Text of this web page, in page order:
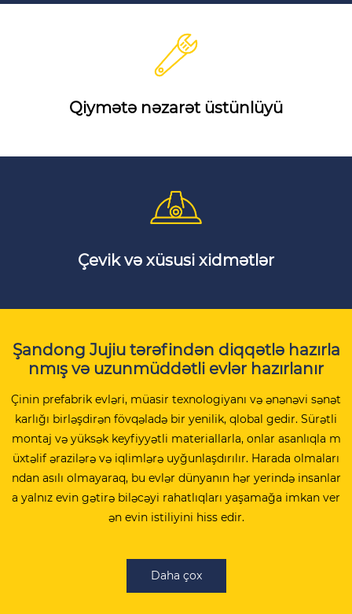
Qiymətə nəzarət üstünlüyü
Çevik və xüsusi xidmətlər
Şandong Jujiu tərəfindən diqqətlə hazırla
nmış və uzunmüddətli evlər hazırlanır
Çinin prefabrik evləri, müasir texnologiyanı və ənənəvi sənət
karlığı birləşdirən fövqəladə bir yenilik, qlobal gedir. Sürətli
montaj və yüksək keyfiyyətli materiallarla, onlar asanlıqla m
üxtəlif ərazilərə və iqlimlərə uyğunlaşdırılır. Harada olmaları
ndan asılı olmayaraq, bu evlər dünyanın hər yerində insanlar
a yalnız evin gətirə biləcəyi rahatlıqları yaşamağa imkan ver
ən evin istiliyini hiss edir.
Daha çox